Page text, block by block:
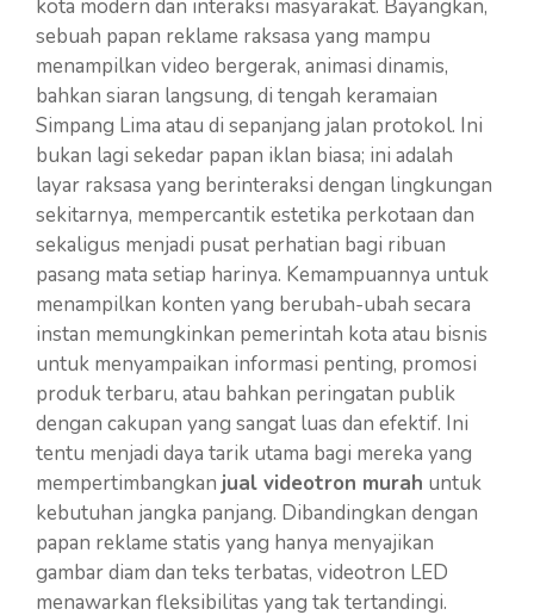
kota modern dan interaksi masyarakat. Bayangkan,
sebuah papan reklame raksasa yang mampu
menampilkan video bergerak, animasi dinamis,
bahkan siaran langsung, di tengah keramaian
Simpang Lima atau di sepanjang jalan protokol. Ini
bukan lagi sekedar papan iklan biasa; ini adalah
layar raksasa yang berinteraksi dengan lingkungan
sekitarnya, mempercantik estetika perkotaan dan
sekaligus menjadi pusat perhatian bagi ribuan
pasang mata setiap harinya. Kemampuannya untuk
menampilkan konten yang berubah-ubah secara
instan memungkinkan pemerintah kota atau bisnis
untuk menyampaikan informasi penting, promosi
produk terbaru, atau bahkan peringatan publik
dengan cakupan yang sangat luas dan efektif. Ini
tentu menjadi daya tarik utama bagi mereka yang
mempertimbangkan jual videotron murah untuk
kebutuhan jangka panjang. Dibandingkan dengan
papan reklame statis yang hanya menyajikan
gambar diam dan teks terbatas, videotron LED
menawarkan fleksibilitas yang tak tertandingi.